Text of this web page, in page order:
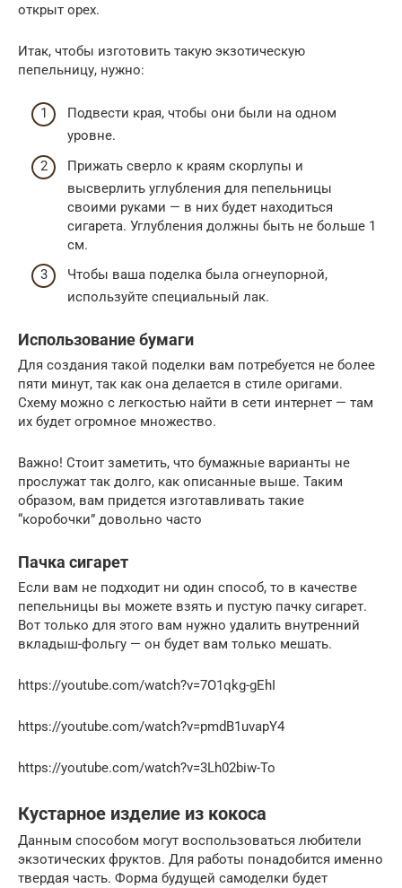
открыт орех.
Итак, чтобы изготовить такую экзотическую
пепельницу, нужно:
Подвести края, чтобы они были на одном
уровне.
Прижать сверло к краям скорлупы и
высверлить углубления для пепельницы
своими руками — в них будет находиться
сигарета. Углубления должны быть не больше 1
см.
Чтобы ваша поделка была огнеупорной,
используйте специальный лак.
Использование бумаги
Для создания такой поделки вам потребуется не более
пяти минут, так как она делается в стиле оригами.
Схему можно с легкостью найти в сети интернет — там
их будет огромное множество.
Важно! Стоит заметить, что бумажные варианты не
прослужат так долго, как описанные выше. Таким
образом, вам придется изготавливать такие
“коробочки” довольно часто
Пачка сигарет
Если вам не подходит ни один способ, то в качестве
пепельницы вы можете взять и пустую пачку сигарет.
Вот только для этого вам нужно удалить внутренний
вкладыш-фольгу — он будет вам только мешать.
https://youtube.com/watch?v=7O1qkg-gEhI
https://youtube.com/watch?v=pmdB1uvapY4
https://youtube.com/watch?v=3Lh02biw-To
Кустарное изделие из кокоса
Данным способом могут воспользоваться любители
экзотических фруктов. Для работы понадобится именно
твердая часть. Форма будущей самоделки будет